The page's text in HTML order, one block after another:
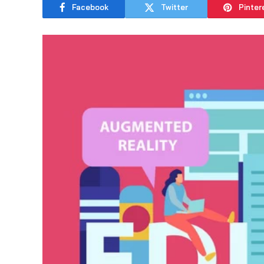
Facebook Twitter